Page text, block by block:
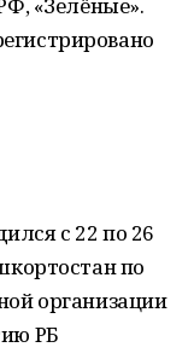
с 22 по 26
по
организации
РБ